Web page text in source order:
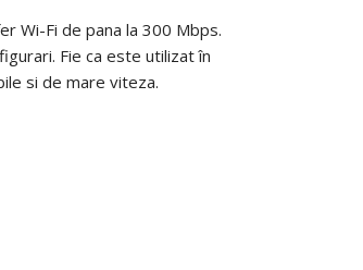
Wi-Fi de pana la 300 Mbps.
Fie ca este utilizat în
si de mare viteza.